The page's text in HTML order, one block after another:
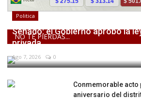
NO TE PIERDAS...
Politica
Senado: el Gobierno aprobó la
privada,...
Ago 7, 2026 0
Conmemorable acto
aniversario del